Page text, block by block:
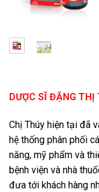
DƯỢC SĨ ĐẶNG THỊ
Chị Thúy hiện tại đã
hệ thống phân phối
năng, mỹ phẩm và
bệnh viện và nhà
đưa tới khách hàng